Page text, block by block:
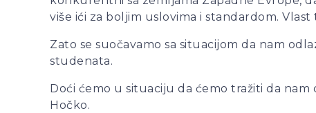
više ići za boljim uslovima i standardom.
Zato se suočavamo sa situacijom da nam
studenata.
Doći ćemo u situaciju da ćemo tražiti da nam
Hočko.